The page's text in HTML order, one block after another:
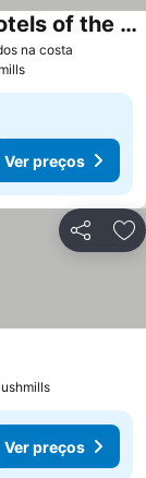
na costa
Dunluce Lodge - Small Luxury Hotels of the World
Ver preços
Partilhar
Ver preços